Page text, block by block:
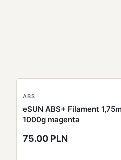
ABS
eSUN ABS+ Filament
1000g magenta
75.00 PLN